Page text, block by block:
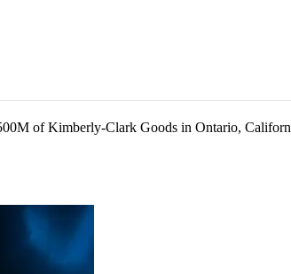
of Kimberly-Clark Goods in Ontario,